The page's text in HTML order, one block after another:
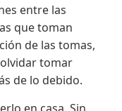
entre las
que toman
de las tomas,
tomar
de lo debido.